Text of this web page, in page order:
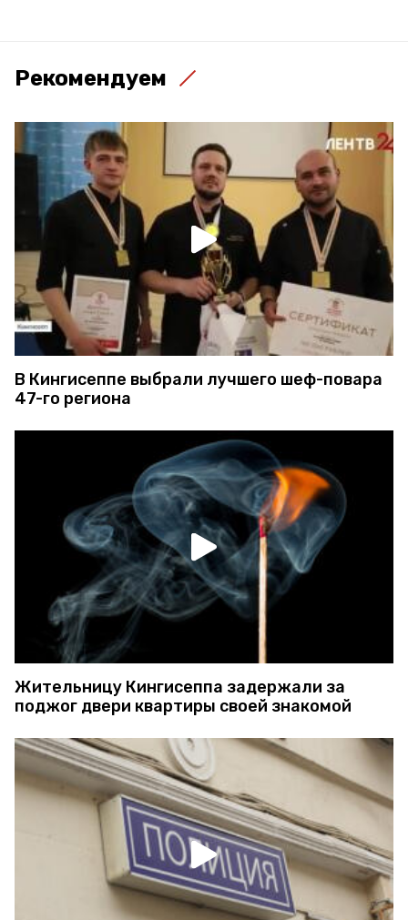
Рекомендуем
В Кингисеппе выбрали лучшего шеф-повара
47-го региона
Жительницу Кингисеппа задержали за
поджог двери квартиры своей знакомой